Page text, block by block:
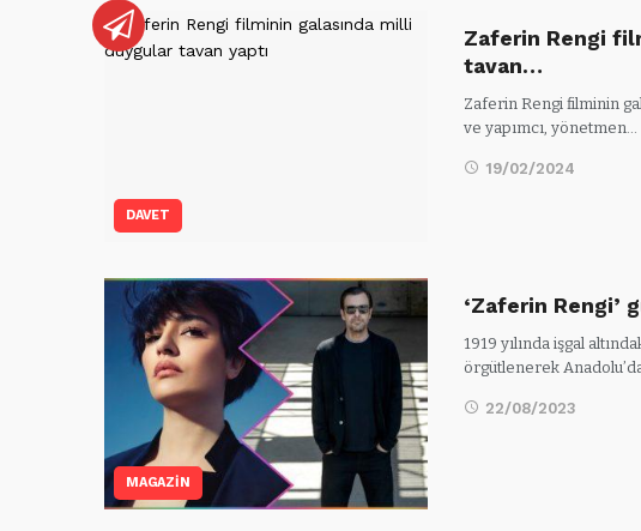
DAVET
Zaferin Rengi
tavan…
Zaferin Rengi filminin
ve yapımcı, yönetmen…
19/02/2024
MAGAZİN
‘Zaferin Rengi’
1919 yılında işgal
örgütlenerek
22/08/2023